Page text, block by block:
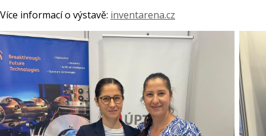
Více informací o výstavě: inventarena.cz